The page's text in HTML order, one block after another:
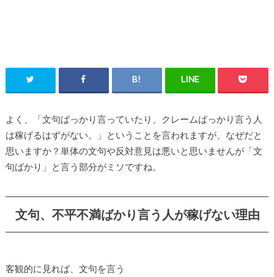
よく、「文句ばっかり言っていたり、クレームばっかり言う人
は稼げるはずがない。」ということを言われますが、なぜだと
思いますか？単体の文句や反対意見は悪いと思いませんが「文
句ばかり」と言う部分がミソですね。
文句、不平不満ばかり言う人が稼げない理由
客観的に見れば、文句を言う